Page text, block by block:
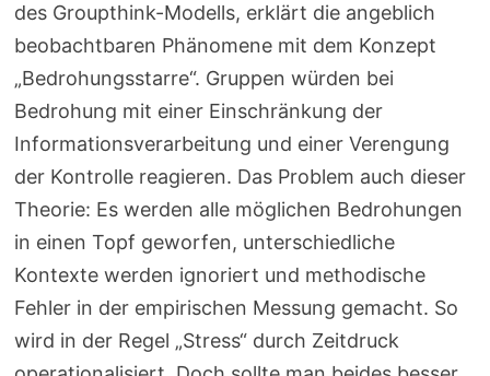
des Groupthink-Modells, erklärt die angeblich
beobachtbaren Phänomene mit dem Konzept
„Bedrohungsstarre“. Gruppen würden bei
Bedrohung mit einer Einschränkung der
Informationsverarbeitung und einer Verengung
der Kontrolle reagieren. Das Problem auch dieser
Theorie: Es werden alle möglichen Bedrohungen
in einen Topf geworfen, unterschiedliche
Kontexte werden ignoriert und methodische
Fehler in der empirischen Messung gemacht. So
wird in der Regel „Stress“ durch Zeitdruck